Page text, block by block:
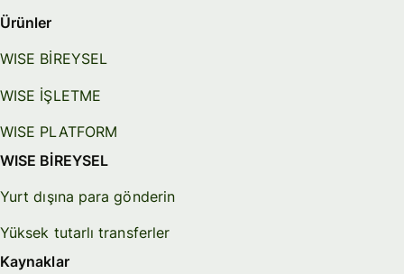
Ürünler
WISE BİREYSEL
WISE İŞLETME
WISE PLATFORM
WISE BİREYSEL
Yurt dışına para gönderin
Yüksek tutarlı transferler
Kaynaklar